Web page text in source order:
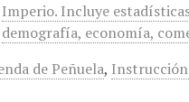
Imperio. Incluye
demografía, economía,
de Peñuela,